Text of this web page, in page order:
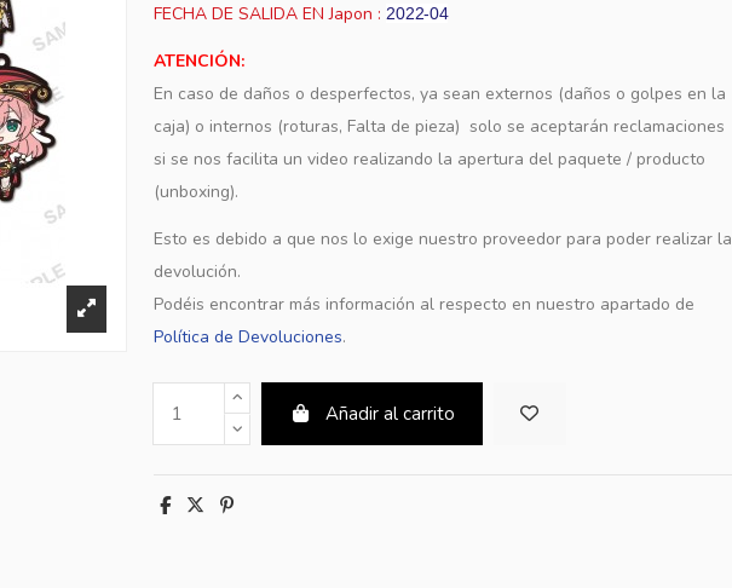
FECHA DE SALIDA EN Japon : 2022-04
ATENCIÓN:
En caso de daños o desperfectos, ya sean externos (daños o golpes en la
caja) o internos (roturas, Falta de pieza) solo se aceptarán reclamaciones
si se nos facilita un video realizando la apertura del paquete / producto
(unboxing).
Esto es debido a que nos lo exige nuestro proveedor para poder realizar la
devolución.
Podéis encontrar más información al respecto en nuestro apartado de
Política de Devoluciones.
Añadir al carrito